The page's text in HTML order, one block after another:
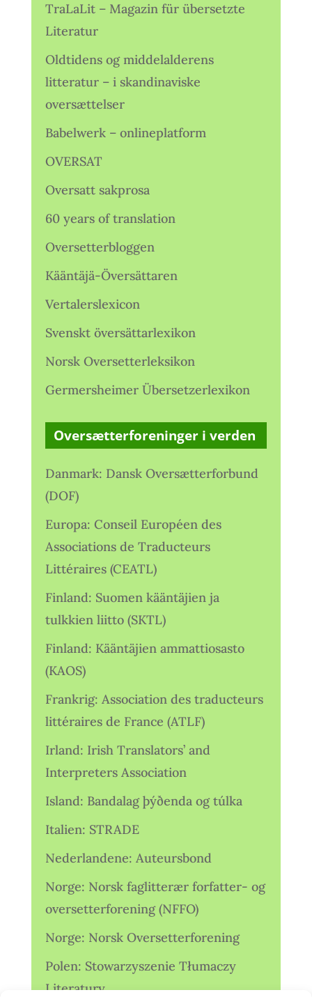
TraLaLit – Magazin für übersetzte
Literatur
Oldtidens og middelalderens
litteratur – i skandinaviske
oversættelser
Babelwerk – onlineplatform
OVERSAT
Oversatt sakprosa
60 years of translation
Oversetterbloggen
Kääntäjä-Översättaren
Vertalerslexicon
Svenskt översättarlexikon
Norsk Oversetterleksikon
Germersheimer Übersetzerlexikon
Oversætterforeninger i verden
Danmark: Dansk Oversætterforbund
(DOF)
Europa: Conseil Européen des
Associations de Traducteurs
Littéraires (CEATL)
Finland: Suomen kääntäjien ja
tulkkien liitto (SKTL)
Finland: Kääntäjien ammattiosasto
(KAOS)
Frankrig: Association des traducteurs
littéraires de France (ATLF)
Irland: Irish Translators’ and
Interpreters Association
Island: Bandalag þýðenda og túlka
Italien: STRADE
Nederlandene: Auteursbond
Norge: Norsk faglitterær forfatter- og
oversetterforening (NFFO)
Norge: Norsk Oversetterforening
Polen: Stowarzyszenie Tłumaczy
Literatury